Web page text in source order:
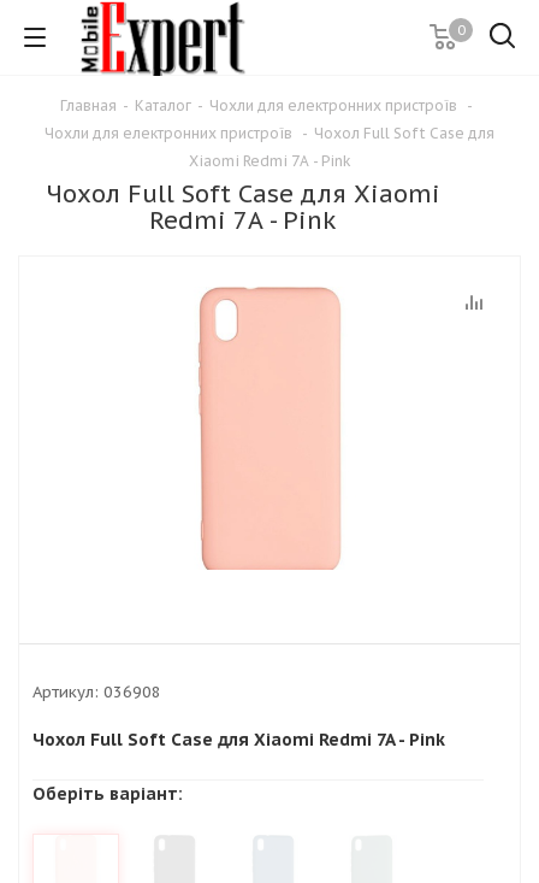
0
Главная - Каталог - Чохли для електронних пристроїв
-
Чохли для електронних пристроїв
- Чохол Full Soft Case для
Xiaomi Redmi 7A - Pink
Чохол Full Soft Case для Xiaomi
Redmi 7A - Pink
Артикул: 036908
Чохол Full Soft Case для Xiaomi Redmi 7A - Pink
Оберіть варіант: